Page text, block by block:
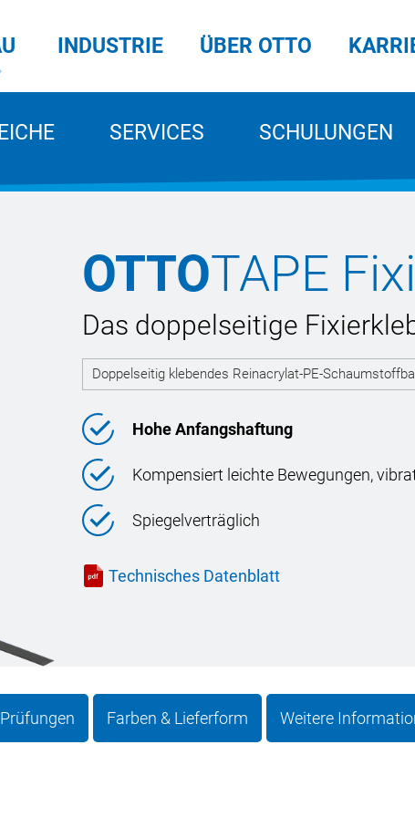
SERVICES SCHULUNGEN
INDUSTRIE ÜBER OTTO
OTTOTAPE
Das doppelseitige
Doppelseitig klebendes Reinacrylat-PE-
Hohe Anfangshaftung
Kompensiert leichte Bewegungen,
Spiegelverträglich
Technisches Datenblatt
Farben & Lieferform Weitere